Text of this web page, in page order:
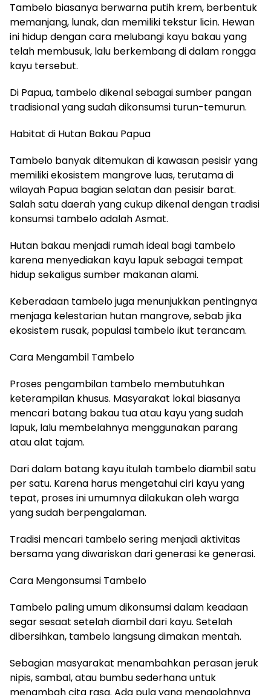
Tambelo biasanya berwarna putih krem, berbentuk
memanjang, lunak, dan memiliki tekstur licin. Hewan
ini hidup dengan cara melubangi kayu bakau yang
telah membusuk, lalu berkembang di dalam rongga
kayu tersebut.
Di Papua, tambelo dikenal sebagai sumber pangan
tradisional yang sudah dikonsumsi turun-temurun.
Habitat di Hutan Bakau Papua
Tambelo banyak ditemukan di kawasan pesisir yang
memiliki ekosistem mangrove luas, terutama di
wilayah Papua bagian selatan dan pesisir barat.
Salah satu daerah yang cukup dikenal dengan tradisi
konsumsi tambelo adalah Asmat.
Hutan bakau menjadi rumah ideal bagi tambelo
karena menyediakan kayu lapuk sebagai tempat
hidup sekaligus sumber makanan alami.
Keberadaan tambelo juga menunjukkan pentingnya
menjaga kelestarian hutan mangrove, sebab jika
ekosistem rusak, populasi tambelo ikut terancam.
Cara Mengambil Tambelo
Proses pengambilan tambelo membutuhkan
keterampilan khusus. Masyarakat lokal biasanya
mencari batang bakau tua atau kayu yang sudah
lapuk, lalu membelahnya menggunakan parang
atau alat tajam.
Dari dalam batang kayu itulah tambelo diambil satu
per satu. Karena harus mengetahui ciri kayu yang
tepat, proses ini umumnya dilakukan oleh warga
yang sudah berpengalaman.
Tradisi mencari tambelo sering menjadi aktivitas
bersama yang diwariskan dari generasi ke generasi.
Cara Mengonsumsi Tambelo
Tambelo paling umum dikonsumsi dalam keadaan
segar sesaat setelah diambil dari kayu. Setelah
dibersihkan, tambelo langsung dimakan mentah.
Sebagian masyarakat menambahkan perasan jeruk
nipis, sambal, atau bumbu sederhana untuk